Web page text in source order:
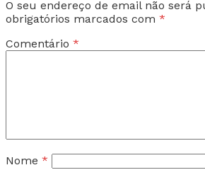
O seu endereço de email não será
obrigatórios marcados com *
Comentário *
Nome *